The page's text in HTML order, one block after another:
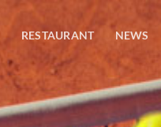
RESTAURANT NEWS